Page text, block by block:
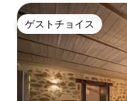
ゲストチョイス
ゲストチョイス